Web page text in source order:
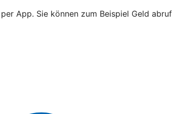
App. Sie können zum Beispiel Geld